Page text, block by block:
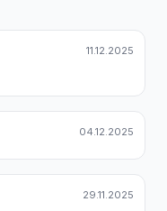
11.12.2025
04.12.2025
29.11.2025